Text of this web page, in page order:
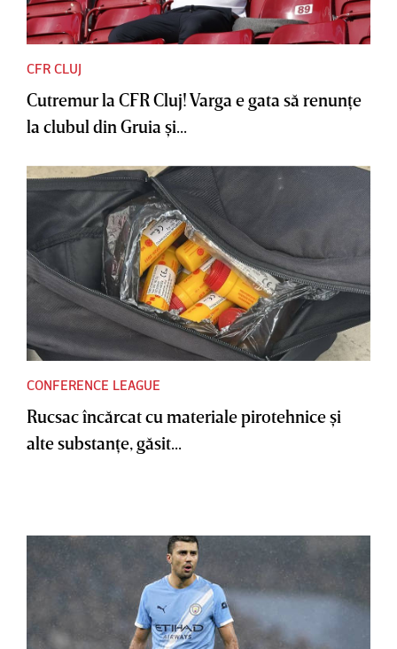
CFR CLUJ
Cutremur la CFR Cluj! Varga e gata să renunţe
la clubul din Gruia şi...
CONFERENCE LEAGUE
Rucsac încărcat cu materiale pirotehnice şi
alte substanţe, găsit...